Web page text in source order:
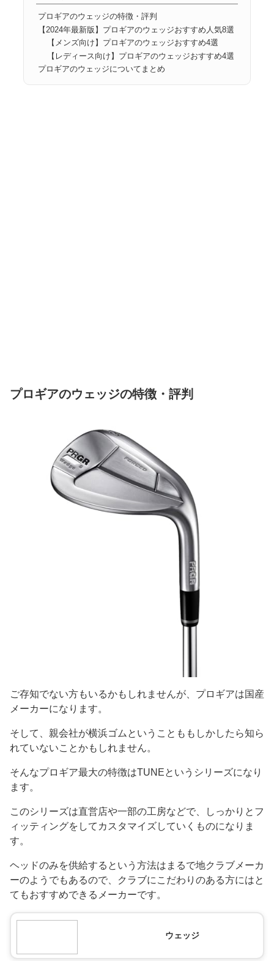
プロギアのウェッジの特徴・評判
【2024年最新版】プロギアのウェッジおすすめ人気8選
【メンズ向け】プロギアのウェッジおすすめ4選
【レディース向け】プロギアのウェッジおすすめ4選
プロギアのウェッジについてまとめ
プロギアのウェッジの特徴・評判
ご存知でない方もいるかもしれませんが、プロギアは国産
メーカーになります。
そして、親会社が横浜ゴムということももしかしたら知ら
れていないことかもしれません。
そんなプロギア最大の特徴はTUNEというシリーズになり
ます。
このシリーズは直営店や一部の工房などで、しっかりとフ
ィッティングをしてカスタマイズしていくものになりま
す。
ヘッドのみを供給するという方法はまるで地クラブメーカ
ーのようでもあるので、クラブにこだわりのある方にはと
てもおすすめできるメーカーです。
ウェッジ